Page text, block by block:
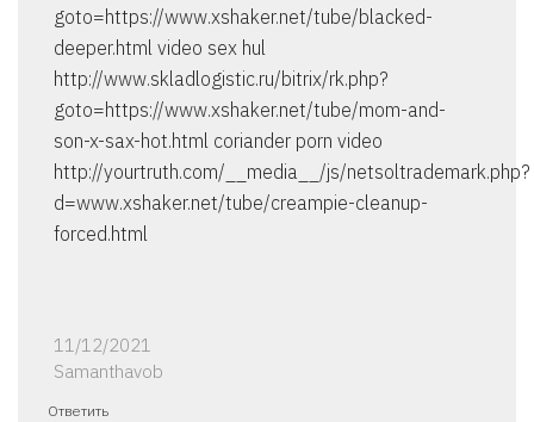
goto=https://www.xshaker.net/tube/blacked-
deeper.html video sex hul
http://www.skladlogistic.ru/bitrix/rk.php?
goto=https://www.xshaker.net/tube/mom-and-
son-x-sax-hot.html coriander porn video
http://yourtruth.com/__media__/js/netsoltrademark.php?
d=www.xshaker.net/tube/creampie-cleanup-
forced.html
11/12/2021
Samanthavob
Ответить